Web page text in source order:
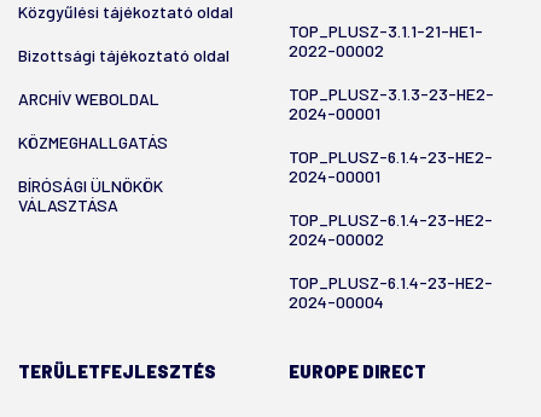
Közgyűlési tájékoztató oldal
Bizottsági tájékoztató oldal
ARCHÍV WEBOLDAL
KÖZMEGHALLGATÁS
BÍRÓSÁGI ÜLNÖKÖK
VÁLASZTÁSA
TOP_PLUSZ-3.1.1-21-HE1-
2022-00002
TOP_PLUSZ-3.1.3-23-HE2-
2024-00001
TOP_PLUSZ-6.1.4-23-HE2-
2024-00001
TOP_PLUSZ-6.1.4-23-HE2-
2024-00002
TOP_PLUSZ-6.1.4-23-HE2-
2024-00004
TERÜLETFEJLESZTÉS EUROPE DIRECT